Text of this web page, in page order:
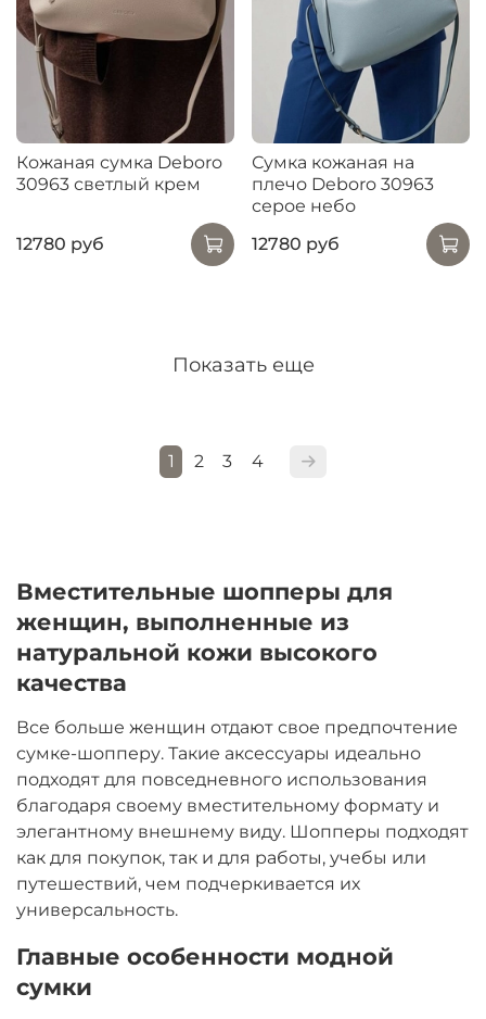
Кожаная сумка Deboro
30963 светлый крем
12780 руб
Сумка кожаная на
плечо Deboro 30963
серое небо
12780 руб
Показать еще
1 2 3 4
Вместительные шопперы для
женщин, выполненные из
натуральной кожи высокого
качества
Все больше женщин отдают свое предпочтение
сумке-шопперу. Такие аксессуары идеально
подходят для повседневного использования
благодаря своему вместительному формату и
элегантному внешнему виду. Шопперы подходят
как для покупок, так и для работы, учебы или
путешествий, чем подчеркивается их
универсальность.
Главные особенности модной
сумки